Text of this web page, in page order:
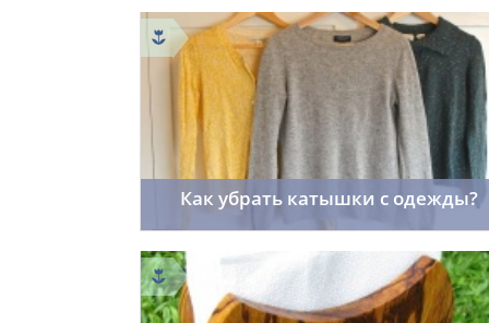
24.03.2014
Как убрать катышки с одежды?
22.03.2014